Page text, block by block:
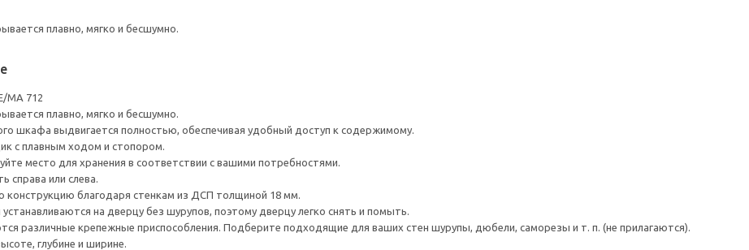
плавно, мягко и бесшумно.
MA 712
плавно, мягко и бесшумно.
шкафа выдвигается полностью, обеспечивая удобный доступ к содержимому.
с плавным ходом и стопором.
место для хранения в соответствии с вашими потребностями.
справа или слева.
конструкцию благодаря стенкам из ДСП толщиной 18 мм.
на дверцу без шурупов, поэтому дверцу легко снять и помыть.
различные крепежные приспособления. Подберите подходящие для ваших стен шурупы, дюбели, саморезы и т. п. (не прилагаются).
глубине и ширине.